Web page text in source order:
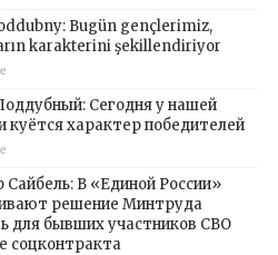
Bugün gençlerimiz,
karakterini şekillendiriyor
Сегодня у нашей
куётся характер победителей
Сайбель: В «Единой России»
решение Минтруда
для бывших участников СВО
соцконтракта